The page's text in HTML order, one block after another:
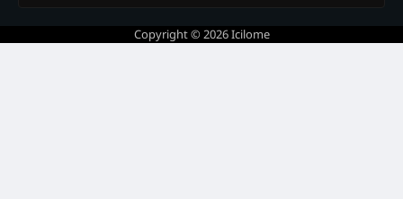
Copyright © 2026Icilome